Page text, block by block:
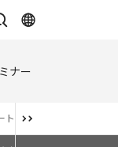
ナー
＆シートプリンター